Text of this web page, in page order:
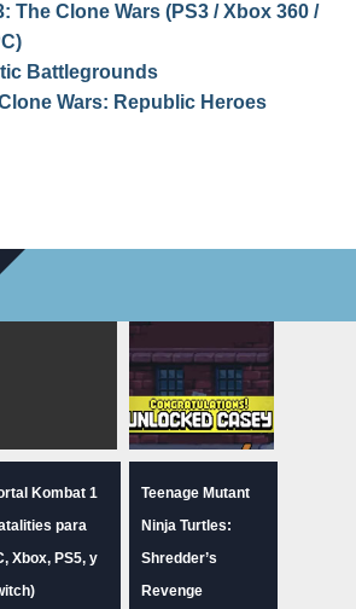
The Clone Wars (PS3 / Xbox 360 /
Battlegrounds
Wars: Republic Heroes
Kombat 1
para
Xbox, PS5, y
Teenage Mutant
Ninja Turtles:
Shredder’s
Revenge